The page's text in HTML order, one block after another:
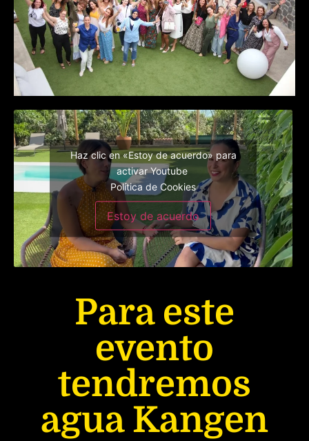
Haz clic en «Estoy de acuerdo» para
activar Youtube
Política de Cookies
Estoy de acuerdo
Para este
evento
tendremos
agua Kangen